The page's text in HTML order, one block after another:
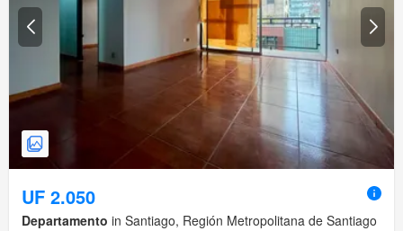
UF 2.050
Departamento in Santiago, Región Metropolitana de Santiago